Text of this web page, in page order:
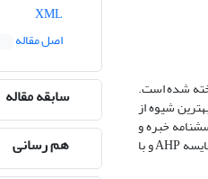
شده است.
به بهترین شیوه از
خبره و
جمع آوری 34 پرسشنامه که از متخصصین در صنعت آب، آبرسانی و گندزدایی آب جمع آوری گردید، اهمیت معیارهای تصمیم گیری را بدست آورده و به کمک روش مقایسه AHP و با
اصل مقاله
سابقه مقاله
هم رسانی